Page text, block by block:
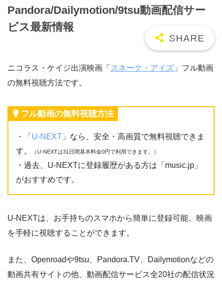
Pandora/Dailymotion/9tsu動画配信サー
ビス最新情報
ニコラス・ケイジ出演映画「 スネーク・アイズ 」フル動画
の無料視聴方法です。
フル動画の無料視聴方法
・「 U-NEXT 」なら、安全・高画質で無料視聴できま
す。
（U-NEXTは31日間基本料金0円で利用できます。）
・過去、U-NEXTに登録履歴がある方は「music.jp」
がおすすめです。
U-NEXTは、お手持ちのスマホから簡単に登録可能。映画
を手軽に視聴することができます。
また、Openroadや9tsu、Pandora.TV、Dailymotionなどの
動画共有サイトの他、動画配信サービス全20社の配信状況